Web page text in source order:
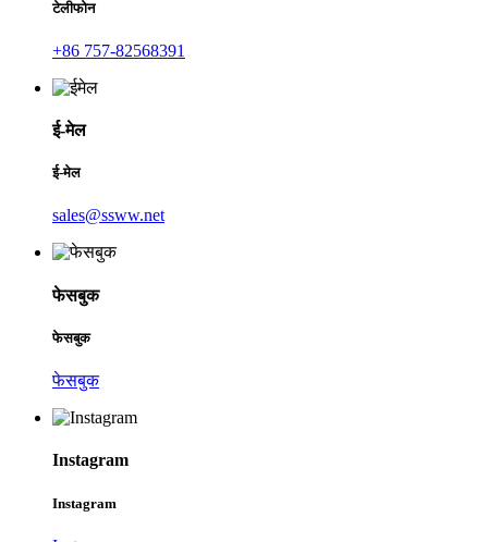
टेलीफोन
+86 757-82568391
ई-मेल
ई-मेल
sales@ssww.net
फेसबुक
फेसबुक
फेसबुक
Instagram
Instagram